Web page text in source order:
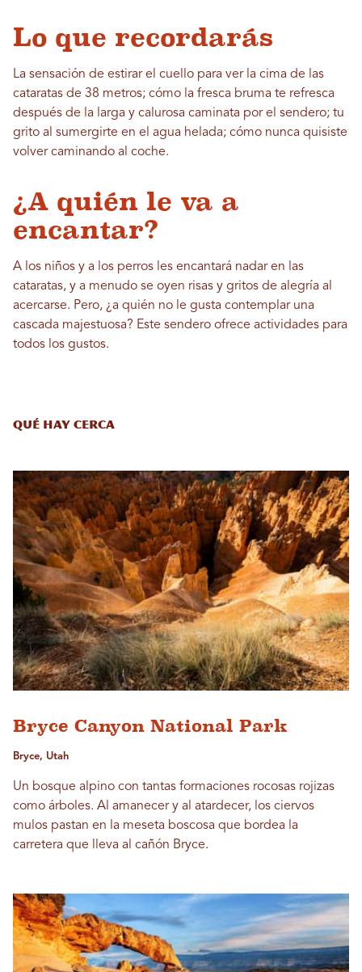
Lo que recordarás
La sensación de estirar el cuello para ver la cima de las
cataratas de 38 metros; cómo la fresca bruma te refresca
después de la larga y calurosa caminata por el sendero; tu
grito al sumergirte en el agua helada; cómo nunca quisiste
volver caminando al coche.
¿A quién le va a
encantar?
A los niños y a los perros les encantará nadar en las
cataratas, y a menudo se oyen risas y gritos de alegría al
acercarse. Pero, ¿a quién no le gusta contemplar una
cascada majestuosa? Este sendero ofrece actividades para
todos los gustos.
Qué hay cerca
Bryce Canyon National Park
Bryce, Utah
Un bosque alpino con tantas formaciones rocosas rojizas
como árboles. Al amanecer y al atardecer, los ciervos
mulos pastan en la meseta boscosa que bordea la
carretera que lleva al cañón Bryce.